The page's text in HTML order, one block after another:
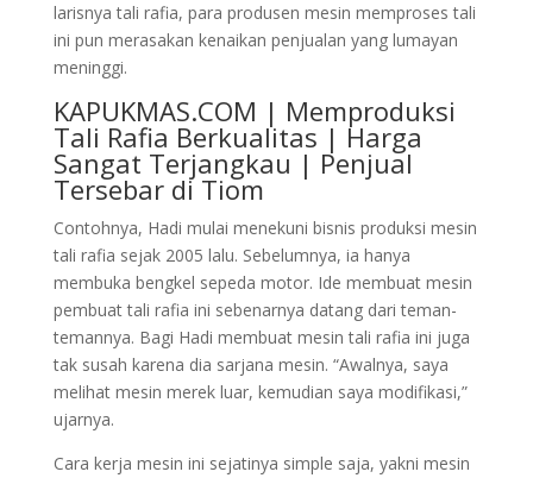
larisnya tali rafia, para produsen mesin memproses tali
ini pun merasakan kenaikan penjualan yang lumayan
meninggi.
KAPUKMAS.COM | Memproduksi
Tali Rafia Berkualitas | Harga
Sangat Terjangkau | Penjual
Tersebar di Tiom
Contohnya, Hadi mulai menekuni bisnis produksi mesin
tali rafia sejak 2005 lalu. Sebelumnya, ia hanya
membuka bengkel sepeda motor. Ide membuat mesin
pembuat tali rafia ini sebenarnya datang dari teman-
temannya. Bagi Hadi membuat mesin tali rafia ini juga
tak susah karena dia sarjana mesin. “Awalnya, saya
melihat mesin merek luar, kemudian saya modifikasi,”
ujarnya.
Cara kerja mesin ini sejatinya simple saja, yakni mesin